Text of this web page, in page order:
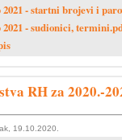
- startni brojevi i
- sudionici,
RH za 2020.-
19.10.2020.